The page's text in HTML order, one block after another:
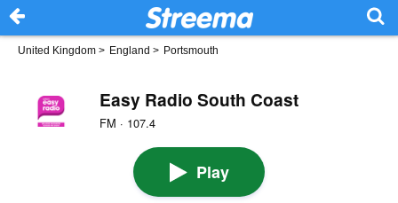
United Kingdom > England > Portsmouth
Easy Radio South Coast
FM · 107.4
Play